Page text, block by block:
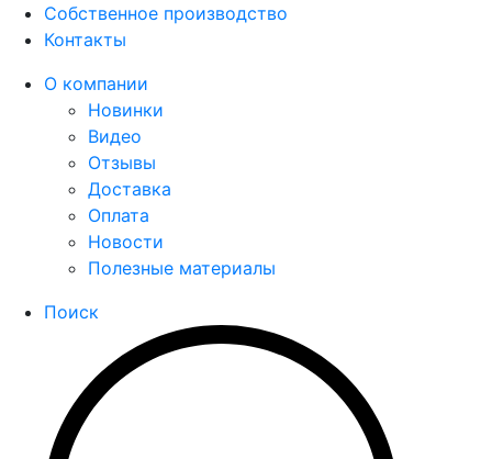
Собственное производство
Контакты
О компании
Новинки
Видео
Отзывы
Доставка
Оплата
Новости
Полезные материалы
Поиск